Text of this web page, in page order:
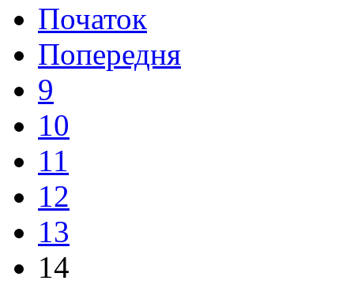
Початок
Попередня
9
10
11
12
13
14